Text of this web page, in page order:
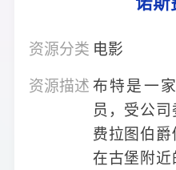
资源分类 电影
资源描述布特是一
员，受公
费拉图伯
在古堡附